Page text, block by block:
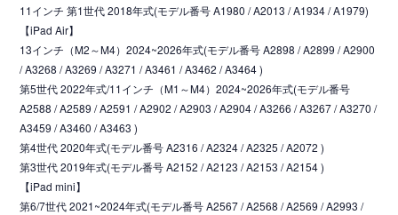
11インチ 第1世代 2018年式(モデル番号 A1980 / A2013 / A1934 / A1979)
【iPad Air】
13インチ（M2～M4）2024~2026年式(モデル番号 A2898 / A2899 / A2900
/ A3268 / A3269 / A3271 / A3461 / A3462 / A3464 )
第5世代 2022年式/11インチ（M1～M4）2024~2026年式(モデル番号
A2588 / A2589 / A2591 / A2902 / A2903 / A2904 / A3266 / A3267 / A3270 /
A3459 / A3460 / A3463 )
第4世代 2020年式(モデル番号 A2316 / A2324 / A2325 / A2072 )
第3世代 2019年式(モデル番号 A2152 / A2123 / A2153 / A2154 )
【iPad mini】
第6/7世代 2021~2024年式(モデル番号 A2567 / A2568 / A2569 / A2993 /